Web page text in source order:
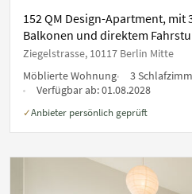
152 QM Design-Apartment, mit
Balkonen und direktem
in Berlin-Mitte
Ziegelstrasse, 10117 Berlin Mitte
Möblierte Wohnung
3
Verfügbar ab:01.08.2028
✓Anbieter persönlich geprüft